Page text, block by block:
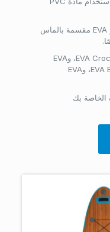
تم استخدام غرزة إسقاطية عالية الجودة و EVA مقسمة بالماس
تتوفر أيضًا أنواع أخرى من EVA Crocodile Groove، وEVA
Brushed Groove، وEVA Embossed Groove، وEVA